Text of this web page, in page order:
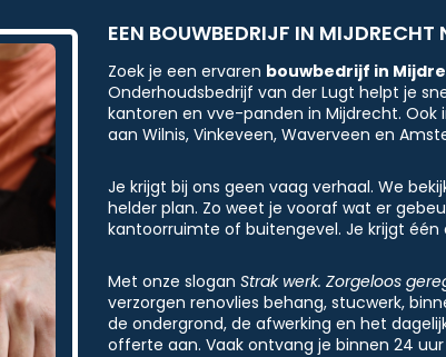
EEN BOUWBEDRIJF IN
Zoek je een ervaren bouwbedrijf in
Onderhoudsbedrijf van der Lugt helpt je
kantoren en vve-panden in Mijdrecht. Ook
aan Wilnis, Vinkeveen, Waverveen en
Je krijgt bij ons geen vaag verhaal. We
helder plan. Zo weet je vooraf wat er
kantoorruimte of buitengevel. Je krijgt
Met onze sloganStrak werk. Zorgeloos
verzorgen renovlies behang, stucwerk,
de ondergrond, de afwerking en het
offerte aan. Vaak ontvang je binnen 24